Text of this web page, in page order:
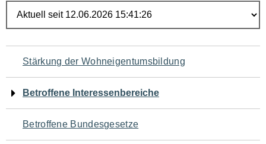
Navigation
für
den
Seiteninhalt
Stärkung der Wohneigentumsbildung
Betroffene Interessenbereiche
Betroffene Bundesgesetze